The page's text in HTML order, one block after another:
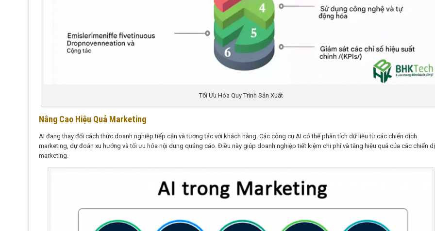
Tối Ưu Hóa Quy Trình Sản Xuất
Nâng Cao Hiệu Quả Marketing
AI đang thay đổi cách thức doanh nghiệp tiếp cận và tương tác với khách hàng. Các công cụ AI có thể phân tích dữ liệu từ các chiến dịch
marketing, dự đoán xu hướng và tối ưu hóa nội dung quảng cáo. Điều này giúp doanh nghiệp tiết kiệm chi phí và tăng hiệu quả của các chiến
marketing.